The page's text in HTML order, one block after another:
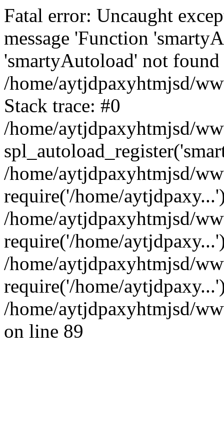
Fatal error: Uncaught
message 'Function
'smartyAutoload' not
/home/aytjdpaxyhtmjsd/
Stack trace: #0
/home/aytjdpaxyhtmjsd/
/home/aytjdpaxyhtmjsd/
require('/home/
/home/aytjdpaxyhtmjsd/
require('/home/
/home/aytjdpaxyhtmjsd/
require('/home/
/home/aytjdpaxyhtmjsd/
on line 89